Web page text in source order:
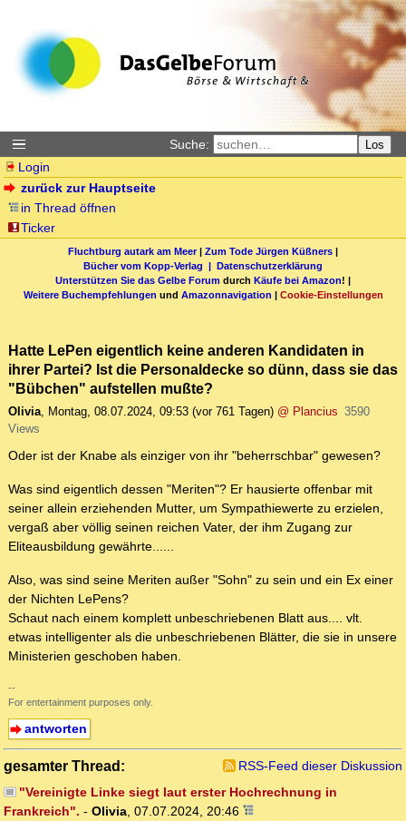
Suche: Los
Login
zurück zur Hauptseite
in Thread öffnen
Ticker
Fluchtburg autark am Meer| Zum Tode Jürgen Küßners |
Bücher vom Kopp-Verlag | Datenschutzerklärung
Unterstützen Sie das Gelbe Forum durch Käufe bei Amazon! |
Weitere Buchempfehlungen und Amazonnavigation | Cookie-Einstellungen
Hatte LePen eigentlich keine anderen Kandidaten in
ihrer Partei? Ist die Personaldecke so dünn, dass sie das
"Bübchen" aufstellen mußte?
Olivia, Montag, 08.07.2024, 09:53 (vor 761 Tagen) @ Plancius 3590
Views
Oder ist der Knabe als einziger von ihr "beherrschbar" gewesen?
Was sind eigentlich dessen "Meriten"? Er hausierte offenbar mit
seiner allein erziehenden Mutter, um Sympathiewerte zu erzielen,
vergaß aber völlig seinen reichen Vater, der ihm Zugang zur
Eliteausbildung gewährte......
Also, was sind seine Meriten außer "Sohn" zu sein und ein Ex einer
der Nichten LePens?
Schaut nach einem komplett unbeschriebenen Blatt aus.... vlt.
etwas intelligenter als die unbeschriebenen Blätter, die sie in unsere
Ministerien geschoben haben.
--
For entertainment purposes only.
antworten
gesamter Thread:
RSS-Feed dieser Diskussion
"Vereinigte Linke siegt laut erster Hochrechnung in
Frankreich". - Olivia, 07.07.2024, 20:46